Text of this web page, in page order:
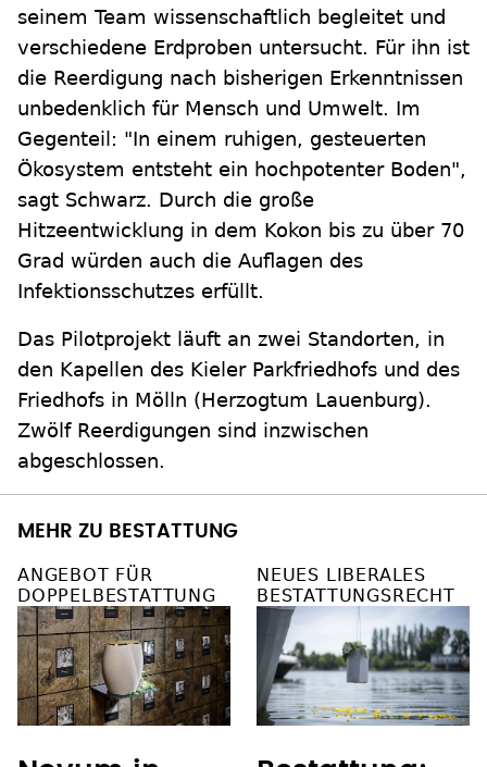
seinem Team wissenschaftlich begleitet und
verschiedene Erdproben untersucht. Für ihn ist
die Reerdigung nach bisherigen Erkenntnissen
unbedenklich für Mensch und Umwelt. Im
Gegenteil: "In einem ruhigen, gesteuerten
Ökosystem entsteht ein hochpotenter Boden",
sagt Schwarz. Durch die große
Hitzeentwicklung in dem Kokon bis zu über 70
Grad würden auch die Auflagen des
Infektionsschutzes erfüllt.
Das Pilotprojekt läuft an zwei Standorten, in
den Kapellen des Kieler Parkfriedhofs und des
Friedhofs in Mölln (Herzogtum Lauenburg).
Zwölf Reerdigungen sind inzwischen
abgeschlossen.
MEHR ZU BESTATTUNG
ANGEBOT FÜR
DOPPELBESTATTUNG
NEUES LIBERALES
BESTATTUNGSRECHT